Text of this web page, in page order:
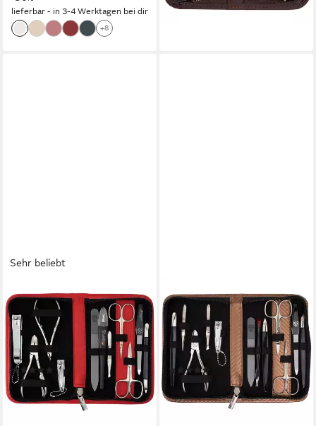
Gehärteter Stahl
lieferbar - in 3-4 Werktagen bei dir
+8
+4
Sehr beliebt
3 SCHWERTER
Maniküre-Etui Nagelpflege,
Maniküre Set "New York" mit
Echtleder-Etui, 11 tlg.,
hochwertiges Nagelset, Made
in Germany(20)
64,95 €
lieferbar - in 5-6 Werktagen bei dir
Maniküre-Etui Nagelpflege,
Maniküre Set "London" mit
Etui, 12 tlg., hochwertiges
Nagelset, 12-teilig, Made in
Germany
49,95 €
lieferbar - in 5-6 Werktagen bei dir